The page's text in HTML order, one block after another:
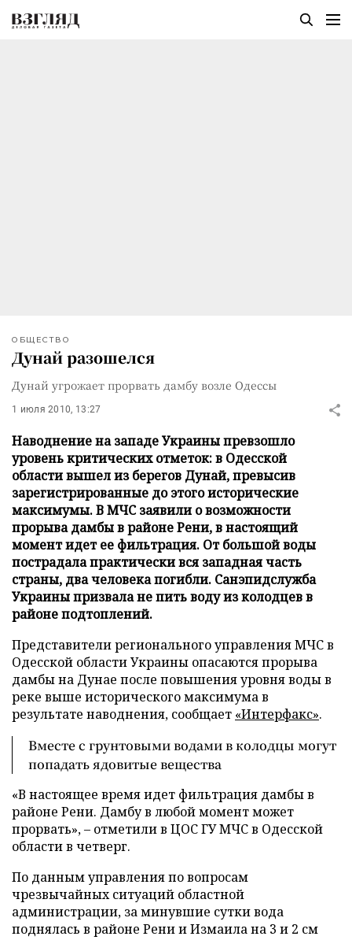
ОБЩЕСТВО
Дунай разошелся
Дунай угрожает прорвать дамбу возле Одессы
1 июля 2010, 13:27
Наводнение на западе Украины превзошло
уровень критических отметок: в Одесской
области вышел из берегов Дунай, превысив
зарегистрированные до этого исторические
максимумы. В МЧС заявили о возможности
прорыва дамбы в районе Рени, в настоящий
момент идет ее фильтрация. От большой воды
пострадала практически вся западная часть
страны, два человека погибли. Санэпидслужба
Украины призвала не пить воду из колодцев в
районе подтоплений.
Представители регионального управления МЧС в
Одесской области Украины опасаются прорыва
дамбы на Дунае после повышения уровня воды в
реке выше исторического максимума в
результате наводнения, сообщает «Интерфакс».
Вместе с грунтовыми водами в колодцы могут
попадать ядовитые вещества
«В настоящее время идет фильтрация дамбы в
районе Рени. Дамбу в любой момент может
прорвать»,– отметили в ЦОС ГУ МЧС в Одесской
области в четверг.
По данным управления по вопросам
чрезвычайных ситуаций областной
администрации, за минувшие сутки вода
поднялась в районе Рени и Измаила на 3 и 2 см